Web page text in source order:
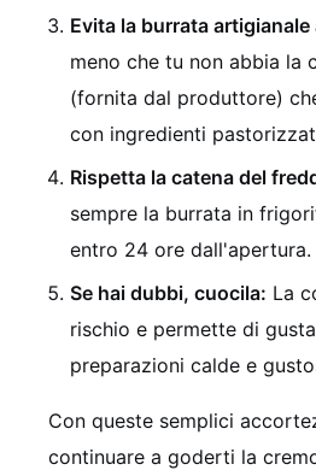
Evita la burrata
meno che tu non abbia la
(fornita dal produttore)
con ingredienti
Rispetta la catena del
sempre la burrata in
entro 24 ore dall'apertura.
Se hai dubbi, cuocila: La
rischio e permette di
preparazioni calde e
Con queste semplici
continuare a goderti la